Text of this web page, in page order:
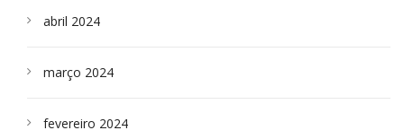
abril 2024
março 2024
fevereiro 2024